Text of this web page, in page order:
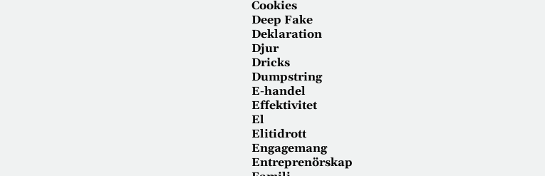
Cookies
Deep Fake
Deklaration
Djur
Dricks
Dumpstring
E-handel
Effektivitet
El
Elitidrott
Engagemang
Entreprenörskap